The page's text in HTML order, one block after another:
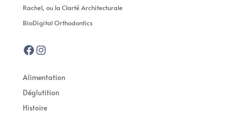
Rachel, ou la Clarté Architecturale
BioDigital Orthodontics
Facebook
Instagram
Alimentation
Déglutition
Histoire